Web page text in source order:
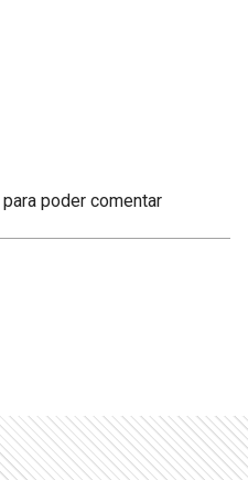
para poder comentar